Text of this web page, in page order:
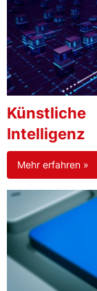
Künstliche
Intelligenz
Mehr erfahren »